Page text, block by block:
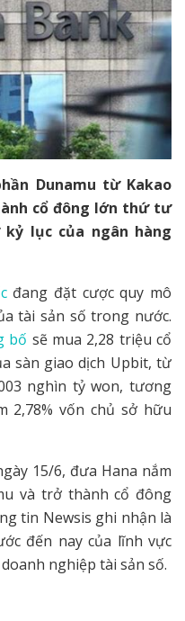
Dunamu từ Kakao
cổ đông lớn thứ tư
lục của ngân hàng
đang đặt cược quy mô
tài sản số trong nước.
bố sẽ mua 2,28 triệu cổ
sàn giao dịch Upbit, từ
nghìn tỷ won, tương
2,78% vốn chủ sở hữu
15/6, đưa Hana nắm
và trở thành cổ đông
tin Newsis ghi nhận là
đến nay của lĩnh vực
nghiệp tài sản số.